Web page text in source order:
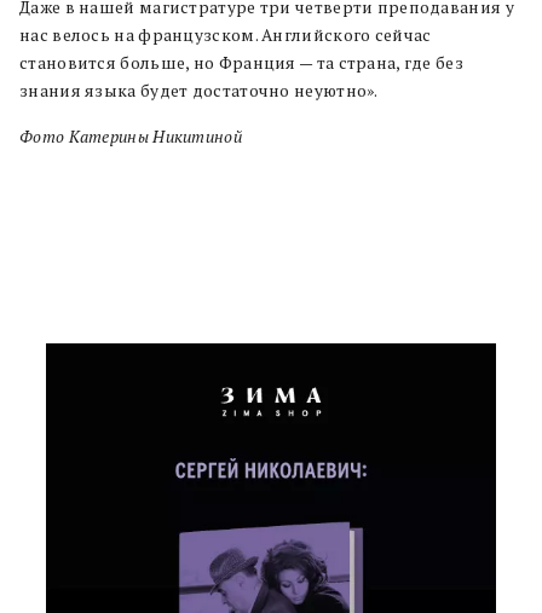
Даже в нашей магистратуре три четверти преподавания у
нас велось на французском. Английского сейчас
становится больше, но Франция — та страна, где без
знания языка будет достаточно неуютно».
Фото Катерины Никитиной